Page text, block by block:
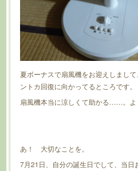
夏ボーナスで扇風機をお迎えしまし
ントカ回復に向かってるところです。
扇風機本当に涼しくて助かる……。よ
あ！ 大切なことを。
7月21日、自分の誕生日でして、当日